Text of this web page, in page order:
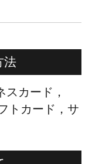
法
カード，
トカード，サ